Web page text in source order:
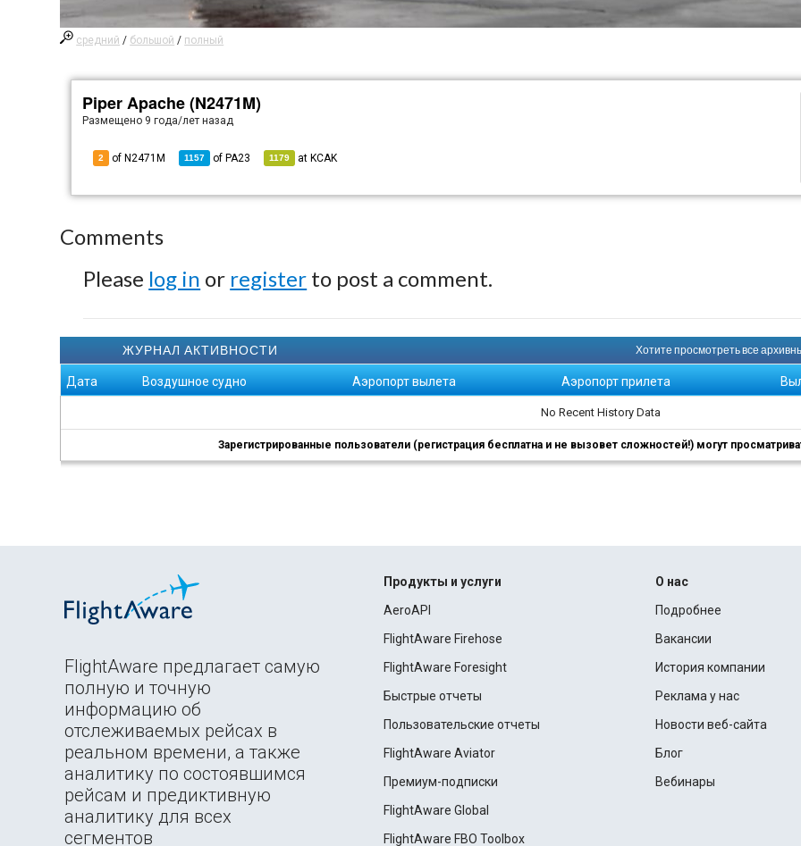
средний / большой / полный
Piper Apache (N2471M)
Размещено 9 года/лет назад
2 of N2471M 1157 of PA23 1179 at KCAK
Comments
Please log in or register to post a comment.
ЖУРНАЛ АКТИВНОСТИ Хотите просмотреть все
Дата Воздушное судно Аэропорт вылета Аэропорт прилета
No Recent History Data
Зарегистрированные пользователи (регистрация бесплатна и не вызовет сложностей!) могут
FlightAware предлагает самую
полную и точную
информацию об
отслеживаемых рейсах в
реальном времени, а также
аналитику по состоявшимся
рейсам и предиктивную
аналитику для всех
сегментов
Продукты и услуги
AeroAPI
FlightAware Firehose
FlightAware Foresight
Быстрые отчеты
Пользовательские отчеты
FlightAware Aviator
Премиум-подписки
FlightAware Global
FlightAware FBO Toolbox
О нас
Подробнее
Вакансии
История компании
Реклама у нас
Новости веб-сайта
Блог
Вебинары